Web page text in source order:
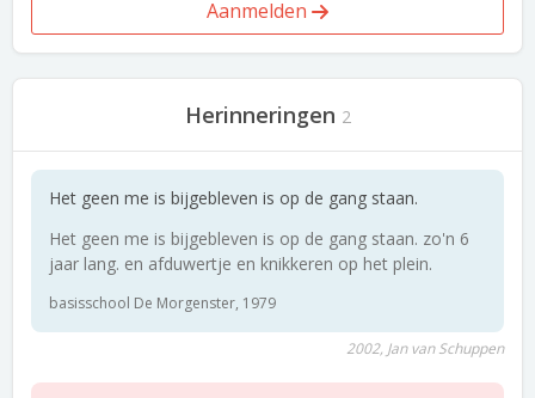
Aanmelden
Herinneringen 2
Het geen me is bijgebleven is op de gang staan.
Het geen me is bijgebleven is op de gang staan. zo'n 6
jaar lang. en afduwertje en knikkeren op het plein.
basisschool De Morgenster, 1979
2002, Jan van Schuppen